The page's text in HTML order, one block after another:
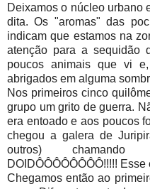
Deixamos o núcleo urbano
dita. Os "aromas" das
indicam que estamos na
atenção para a sequidão
poucos animais que vi
abrigados em alguma
Nos primeiros cinco
grupo um grito de guerra.
era entoado e aos poucos
chegou a galera de
outros)
DOIDÔÔÔÔÔÔÔÔ!!!!!
Chegamos então ao